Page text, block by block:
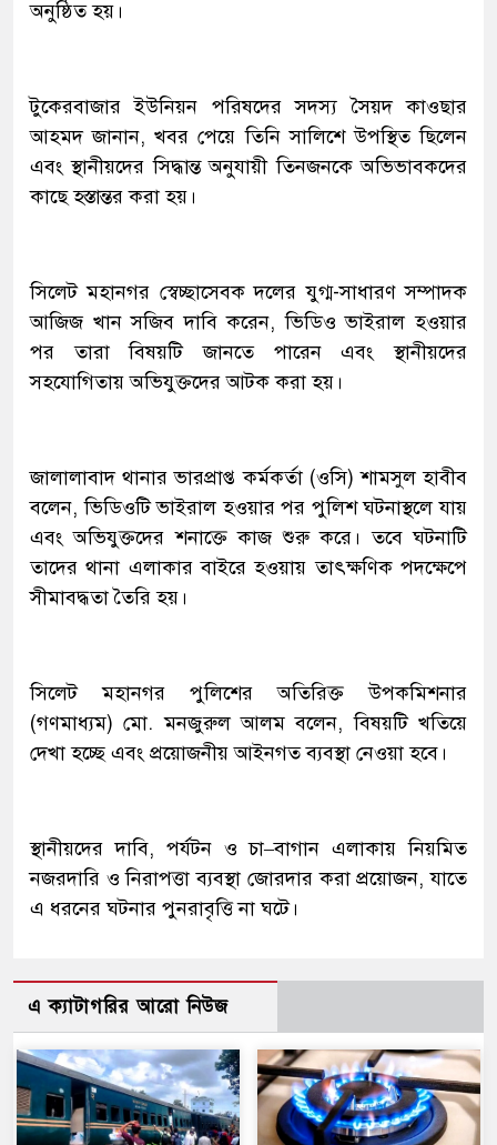
অনুষ্ঠিত হয়।
টুকেরবাজার ইউনিয়ন পরিষদের সদস্য সৈয়দ কাওছার
আহমদ জানান, খবর পেয়ে তিনি সালিশে উপস্থিত ছিলেন
এবং স্থানীয়দের সিদ্ধান্ত অনুযায়ী তিনজনকে অভিভাবকদের
কাছে হস্তান্তর করা হয়।
সিলেট মহানগর স্বেচ্ছাসেবক দলের যুগ্ম-সাধারণ সম্পাদক
আজিজ খান সজিব দাবি করেন, ভিডিও ভাইরাল হওয়ার
পর তারা বিষয়টি জানতে পারেন এবং স্থানীয়দের
সহযোগিতায় অভিযুক্তদের আটক করা হয়।
জালালাবাদ থানার ভারপ্রাপ্ত কর্মকর্তা (ওসি) শামসুল হাবীব
বলেন, ভিডিওটি ভাইরাল হওয়ার পর পুলিশ ঘটনাস্থলে যায়
এবং অভিযুক্তদের শনাক্তে কাজ শুরু করে। তবে ঘটনাটি
তাদের থানা এলাকার বাইরে হওয়ায় তাৎক্ষণিক পদক্ষেপে
সীমাবদ্ধতা তৈরি হয়।
সিলেট মহানগর পুলিশের অতিরিক্ত উপকমিশনার
(গণমাধ্যম) মো. মনজুরুল আলম বলেন, বিষয়টি খতিয়ে
দেখা হচ্ছে এবং প্রয়োজনীয় আইনগত ব্যবস্থা নেওয়া হবে।
স্থানীয়দের দাবি, পর্যটন ও চা–বাগান এলাকায় নিয়মিত
নজরদারি ও নিরাপত্তা ব্যবস্থা জোরদার করা প্রয়োজন, যাতে
এ ধরনের ঘটনার পুনরাবৃত্তি না ঘটে।
এ ক্যাটাগরির আরো নিউজ